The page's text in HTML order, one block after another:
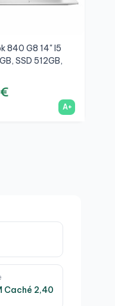
840 G8 14" I5
SSD 512GB,
A+
Caché 2,40